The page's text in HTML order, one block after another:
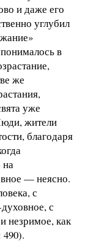
и даже его
углубил
в
же
уже
жители
благодаря
на
— неясно.
с
с
незримое, как